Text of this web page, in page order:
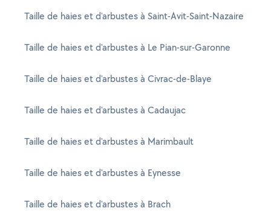
Taille de haies et d'arbustes à Saint-Avit-Saint-Nazaire
Taille de haies et d'arbustes à Le Pian-sur-Garonne
Taille de haies et d'arbustes à Civrac-de-Blaye
Taille de haies et d'arbustes à Cadaujac
Taille de haies et d'arbustes à Marimbault
Taille de haies et d'arbustes à Eynesse
Taille de haies et d'arbustes à Brach